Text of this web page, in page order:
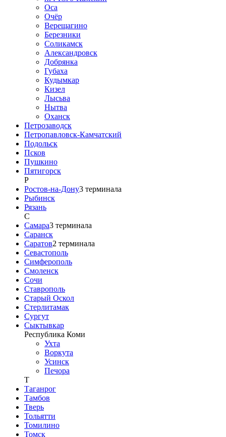
Оса
Очёр
Верещагино
Березники
Соликамск
Александровск
Добрянка
Губаха
Кудымкар
Кизел
Лысьва
Нытва
Оханск
Петрозаводск
Петропавловск-Камчатский
Подольск
Псков
Пушкино
Пятигорск
Р
Ростов-на-Дону3 терминала
Рыбинск
Рязань
С
Самара3 терминала
Саранск
Саратов2 терминала
Севастополь
Симферополь
Смоленск
Сочи
Ставрополь
Старый Оскол
Стерлитамак
Сургут
Сыктывкар
Республика Коми
Ухта
Воркута
Усинск
Печора
Т
Таганрог
Тамбов
Тверь
Тольятти
Томилино
Томск